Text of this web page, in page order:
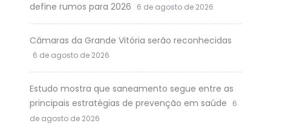
define rumos para 2026
6 de agosto de 2026
Câmaras da Grande Vitória serão reconhecidas
6 de agosto de 2026
Estudo mostra que saneamento segue entre as
principais estratégias de prevenção em saúde
6
de agosto de 2026